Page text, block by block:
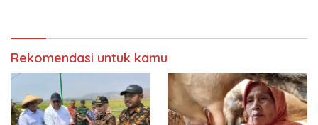
Rekomendasi untuk kamu